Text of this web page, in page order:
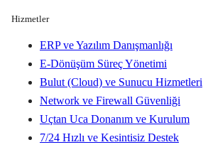
Hizmetler
ERP ve Yazılım Danışmanlığı
E-Dönüşüm Süreç Yönetimi
Bulut (Cloud) ve Sunucu Hizmetleri
Network ve Firewall Güvenliği
Uçtan Uca Donanım ve Kurulum
7/24 Hızlı ve Kesintisiz Destek